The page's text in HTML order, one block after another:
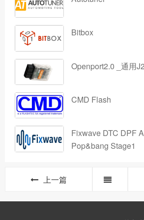
Bitbox
Openport2.0 _通用
CMD Flash
Fixwave DTC DPF
Pop&bang Stage1
上一篇